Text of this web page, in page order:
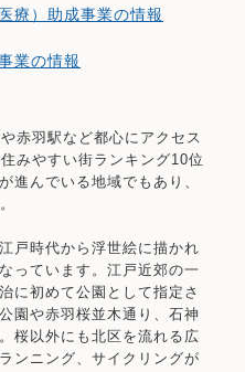
療）助成事業の情報
業の情報
赤羽駅など都心にアクセス
みやすい街ランキング10位
進んでいる地域でもあり、
戸時代から浮世絵に描かれ
っています。江戸近郊の一
に初めて公園として指定さ
園や赤羽桜並木通り、石神
桜以外にも北区を流れる広
ンニング、サイクリングが